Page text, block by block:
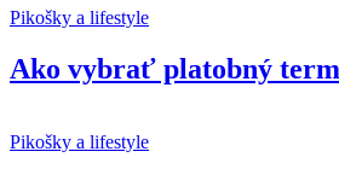
Pikošky a lifestyle
Ako vybrať platobný
Pikošky a lifestyle